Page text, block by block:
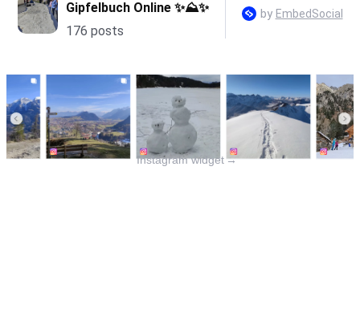
Instagram widget →